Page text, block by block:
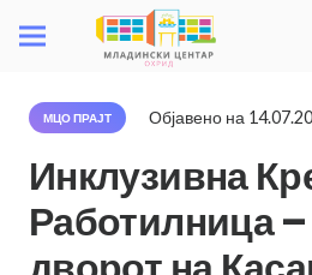
МЦО ПРАЈТ Објавено на
Инклузивна
Работилница